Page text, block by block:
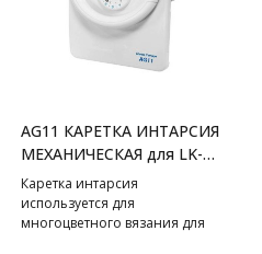
AG11 КАРЕТКА ИНТАРСИЯ
МЕХАНИЧЕСКАЯ для LK-
150
Каретка интарсия
используется для
многоцветного вязания для